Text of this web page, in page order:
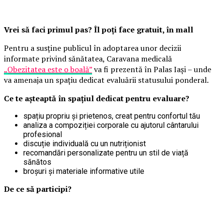
Vrei să faci primul pas? Îl poți face gratuit, în mall
Pentru a susține publicul în adoptarea unor decizii
informate privind sănătatea, Caravana medicală
„Obezitatea este o boală”va fi prezentă în Palas Iași – unde
va amenaja un spațiu dedicat evaluării statusului ponderal.
Ce te așteaptă în spațiul dedicat pentru evaluare?
spațiu propriu și prietenos, creat pentru confortul tău
analiza a compoziției corporale cu ajutorul cântarului
profesional
discuție individuală cu un nutriționist
recomandări personalizate pentru un stil de viață
sănătos
broșuri și materiale informative utile
De ce să participi?